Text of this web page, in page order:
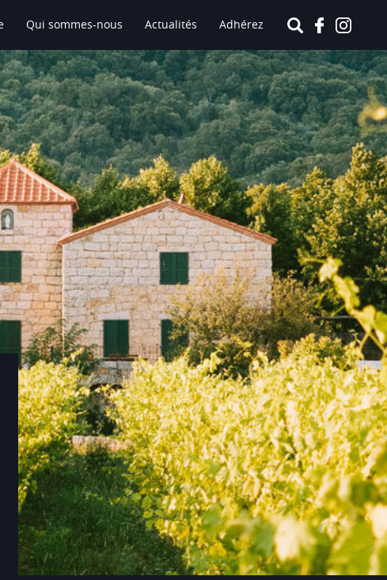
Qui sommes-nous Actualités Adhérez
Le Vin
VIGNOBLES GRATEAUD
AOC
Cognac Borderies